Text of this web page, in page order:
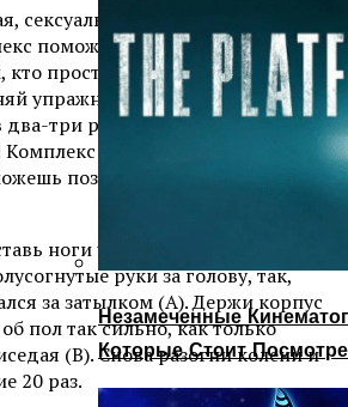
Незамеченные
Которые Стоит
поможет и тем, кто мечтает
просто хочет выглядеть более
упражнения с мячом весом 3
три раза в неделю. Главное —
включает три подхода,
позволить себе одну минуту
ноги чуть шире плеч. Слегка
руки за голову, так,
за затылком (А). Держи корпус
пол так сильно, как только
(В). Снова разогни колени и
20 раз.